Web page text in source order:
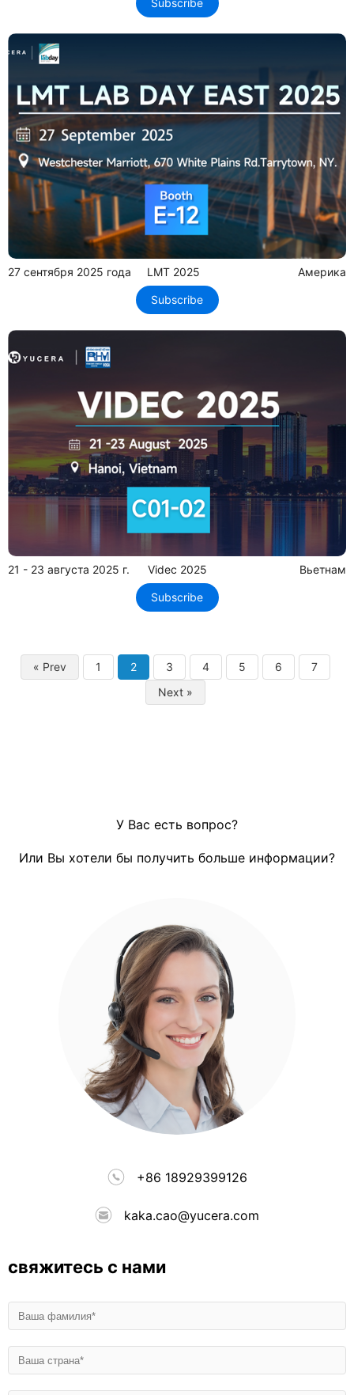
27 сентября 2025 года LMT 2025 Америка
Subscribe
21 - 23 августа 2025 г. Videc 2025 Вьетнам
Subscribe
« Prev 1 2 3 4 5 6
7
Next »
У Вас есть вопрос?
Или Вы хотели бы получить больше информации?
+86 18929399126
kaka.cao@yucera.com
свяжитесь с нами